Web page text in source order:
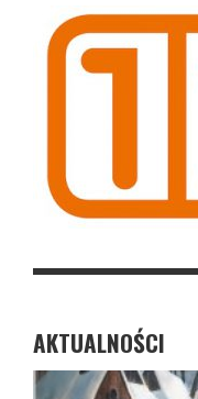
AKTUALNOŚCI